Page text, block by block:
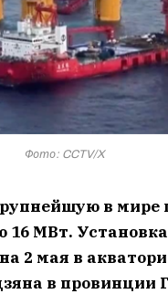
Фото: CCTV/X
в
МВт.
2 мая в
в провинции